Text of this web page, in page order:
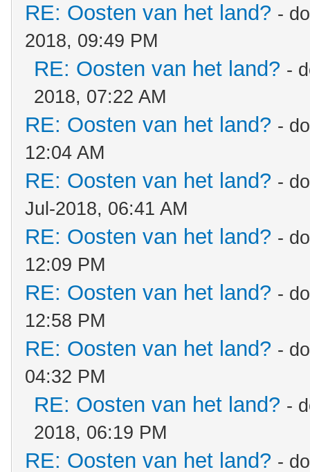
RE: Oosten van het land? -
2018, 09:49 PM
RE: Oosten van het land? -
2018, 07:22 AM
RE: Oosten van het land? -
12:04 AM
RE: Oosten van het land? -
Jul-2018, 06:41 AM
RE: Oosten van het land? -
12:09 PM
RE: Oosten van het land? -
12:58 PM
RE: Oosten van het land? -
04:32 PM
RE: Oosten van het land? -
2018, 06:19 PM
RE: Oosten van het land? -